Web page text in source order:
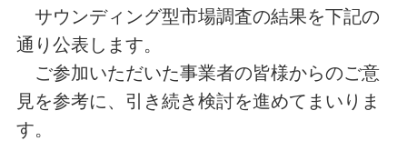
サウンディング型市場調査の結果を下記の
通り公表します。
ご参加いただいた事業者の皆様からのご意
見を参考に、引き続き検討を進めてまいりま
す。